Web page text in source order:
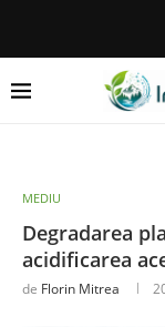
MEDIU
Degradarea
acidificarea
de Florin Mitrea